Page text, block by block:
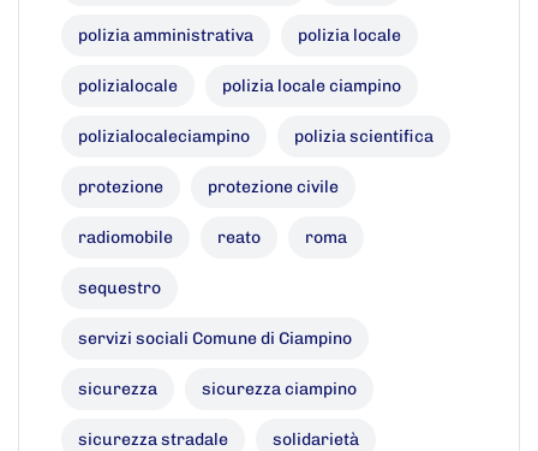
polizia amministrativa polizia locale
polizialocale polizia locale ciampino
polizialocaleciampino polizia scientifica
protezione protezione civile
radiomobile reato roma
sequestro
servizi sociali Comune di Ciampino
sicurezza sicurezza ciampino
sicurezza stradale solidarietà